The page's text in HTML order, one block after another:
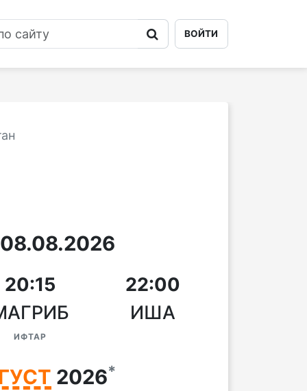
ВОЙТИ
20:15
ИФТАР
22:00
ИША
2026*